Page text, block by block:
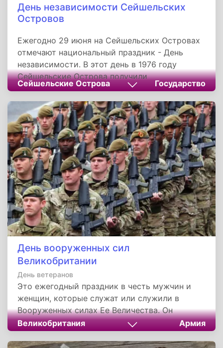
День независимости Сейшельских
Островов
Ежегодно 29 июня на Сейшельских Островах
отмечают национальный праздник - День
независимости. В этот день в 1976 году
Сейшельские Острова получили
независимость от Великобритании. Первыми
европейцами, посетившими этот регион,
стали португальские мореплаватели из
экспедиции Васко да Гамы.
Сейшельские Острова Государство
День вооруженных сил
Великобритании
День ветеранов
Это ежегодный праздник в честь мужчин и
женщин, которые служат или служили в
Вооруженных силах Ее Величества. Он
отмечается в конце июня, обычно в
последнюю субботу месяца.
Великобритания Армия